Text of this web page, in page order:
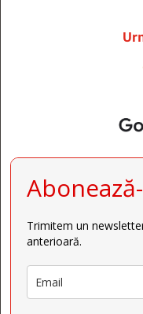
Trimitem un
anterioară.